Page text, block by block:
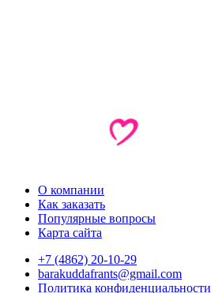
О компании
Как заказать
Популярные вопросы
Карта сайта
+7 (4862) 20-10-29
barakuddafrants@gmail.com
Политика конфиденциальности